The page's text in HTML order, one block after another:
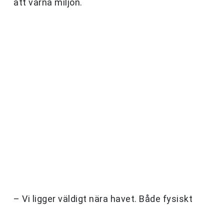
att värna miljön.
– Vi ligger väldigt nära havet. Både fysiskt